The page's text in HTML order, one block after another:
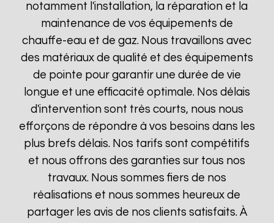
notamment l'installation, la réparation et la
maintenance de vos équipements de
chauffe-eau et de gaz. Nous travaillons avec
des matériaux de qualité et des équipements
de pointe pour garantir une durée de vie
longue et une efficacité optimale. Nos délais
d'intervention sont très courts, nous nous
efforçons de répondre à vos besoins dans les
plus brefs délais. Nos tarifs sont compétitifs
et nous offrons des garanties sur tous nos
travaux. Nous sommes fiers de nos
réalisations et nous sommes heureux de
partager les avis de nos clients satisfaits. À